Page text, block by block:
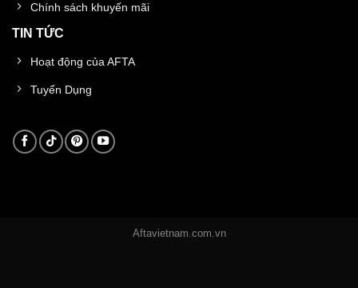
Chính sách khuyến mãi
TIN TỨC
Hoạt động của AFTA
Tuyển Dụng
Aftavietnam.com.vn